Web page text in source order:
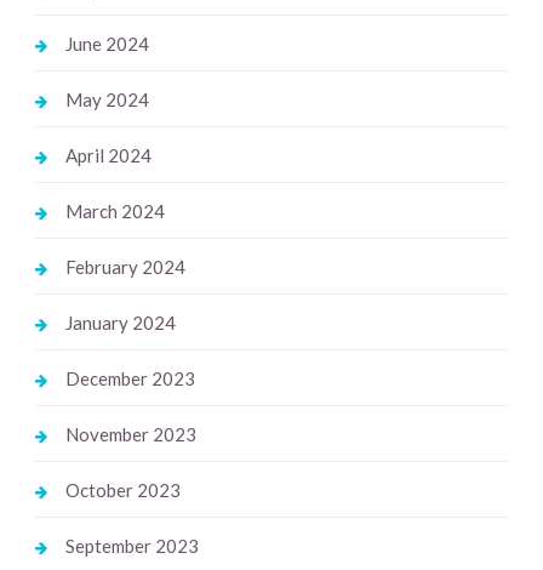
June 2024
May 2024
April 2024
March 2024
February 2024
January 2024
December 2023
November 2023
October 2023
September 2023